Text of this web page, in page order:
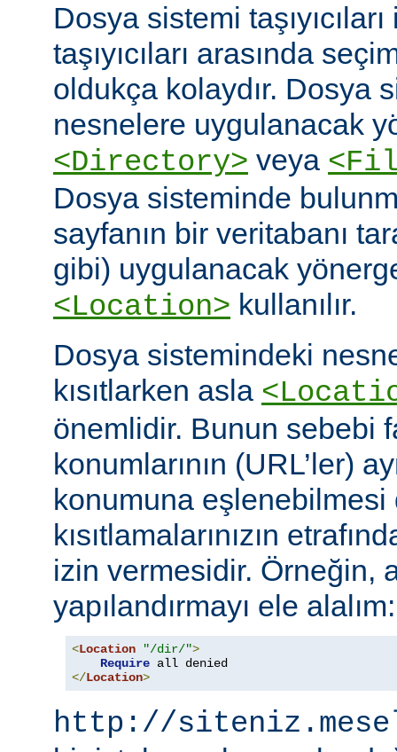
Dosya sistemi
taşıyıcıları arasında
oldukça kolaydır. Dosya
nesnelere uygulanacak
<Directory> veya
Dosya sisteminde
sayfanın bir veritabanı
gibi) uygulanacak
<Location> kullanılır.
Dosya sistemindeki
kısıtlarken asla
önemlidir. Bunun sebebi
konumlarının (URL’ler)
konumuna eşlenebilmesi
kısıtlamalarınızın
izin vermesidir. Örneğin,
yapılandırmayı ele alalım:
<Location "/dir/">
Require
</Location>
http://